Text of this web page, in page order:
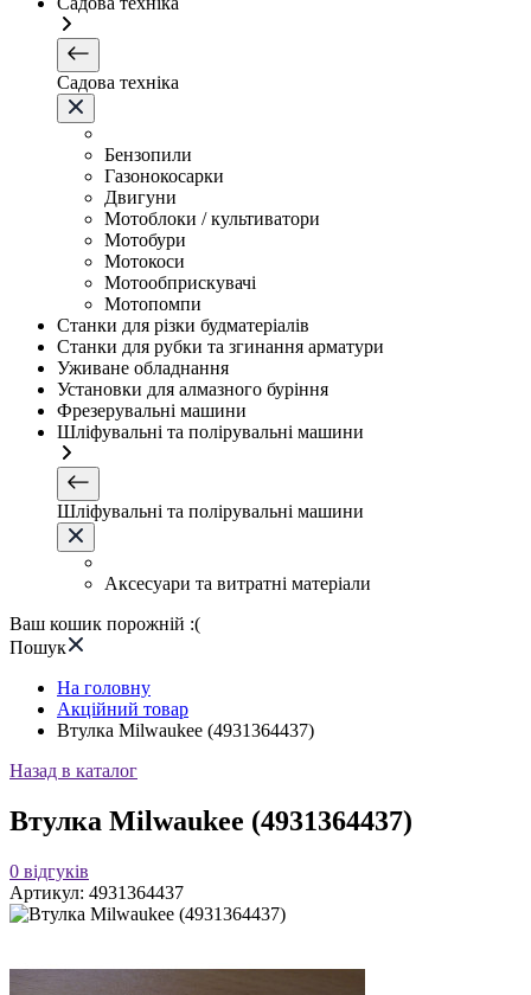
Садова техніка
Бензопили
Газонокосарки
Двигуни
Мотоблоки / культиватори
Мотобури
Мотокоси
Мотообприскувачі
Мотопомпи
Станки для різки будматеріалів
Станки для рубки та згинання арматури
Уживане обладнання
Установки для алмазного буріння
Фрезерувальні машини
Шліфувальні та полірувальні машини
Шліфувальні та полірувальні машини
Аксесуари та витратні матеріали
Ваш кошик порожній :(
Пошук
На головну
Акційний товар
Втулка Milwaukee (4931364437)
Назад в каталог
Втулка Milwaukee (4931364437)
0 відгуків
Артикул: 4931364437